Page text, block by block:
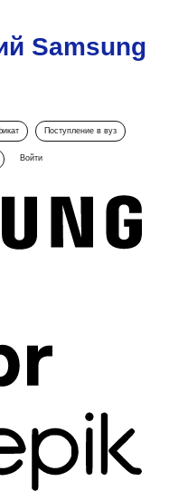
Samsung
Поступление в вуз
Войти